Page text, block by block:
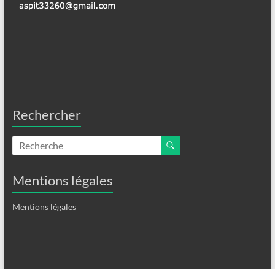
Rechercher
Mentions légales
Mentions légales